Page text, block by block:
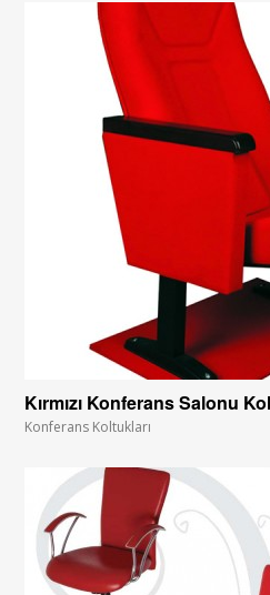
Kırmızı Konferans Salonu
Konferans Koltukları